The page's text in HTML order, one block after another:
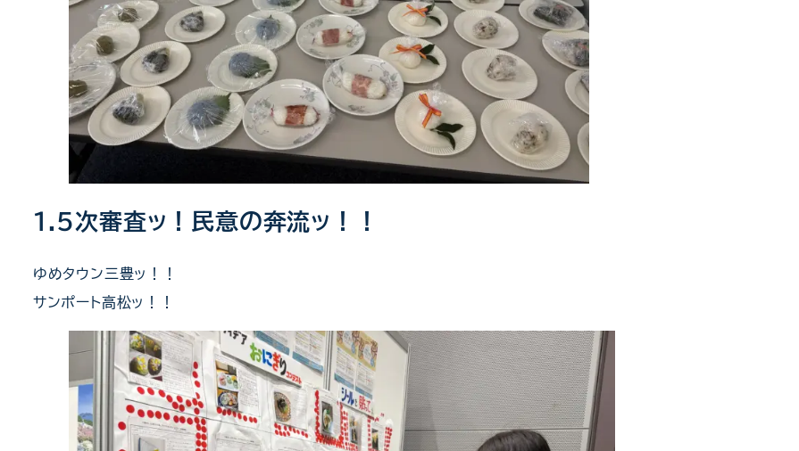
1.5次審査ッ！民意の奔流ッ！！
ゆめタウン三豊ッ！！
サンポート高松ッ！！